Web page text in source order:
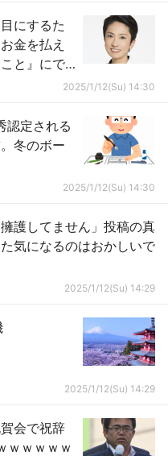
にするた
金を払え
と』にで
2025/1/12(Su) 14:30
認定される
冬のボー
2025/1/12(Su) 14:30
護してません」投稿の真
気になるのはおかしいで
2025/1/12(Su) 14:29
2025/1/12(Su) 14:29
会で祝辞
ｗｗｗｗｗ